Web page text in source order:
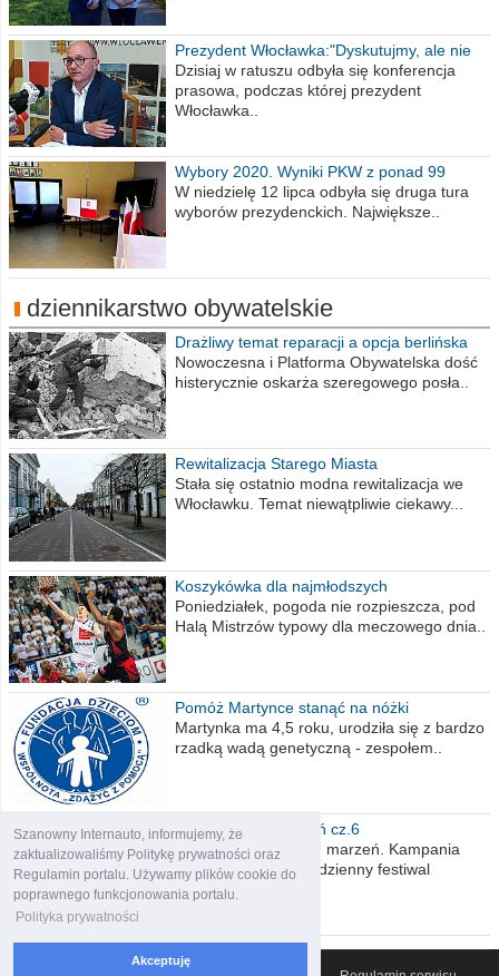
Szanowny Internauto, informujemy, że
zaktualizowaliśmy Politykę prywatności oraz
Regulamin portalu. Używamy plików cookie do
poprawnego funkcjonowania portalu.
Polityka prywatności
Akceptuję
Prezydent Włocławka:"Dyskutujmy, ale nie
obrażajmy się”
Dzisiaj w ratuszu odbyła się konferencja
prasowa, podczas której prezydent
Włocławka..
Wybory 2020. Wyniki PKW z ponad 99
procent obwodów
W niedzielę 12 lipca odbyła się druga tura
wyborów prezydenckich. Największe..
dziennikarstwo obywatelskie
Drażliwy temat reparacji a opcja berlińska
Nowoczesna i Platforma Obywatelska dość
histerycznie oskarża szeregowego posła..
Rewitalizacja Starego Miasta
Stała się ostatnio modna rewitalizacja we
Włocławku. Temat niewątpliwie ciekawy...
Koszykówka dla najmłodszych
Poniedziałek, pogoda nie rozpieszcza, pod
Halą Mistrzów typowy dla meczowego dnia..
Pomóż Martynce stanąć na nóżki
Martynka ma 4,5 roku, urodziła się z bardzo
rzadką wadą genetyczną - zespołem..
Polska moich marzeń cz.6
Nadszedł kres moich marzeń. Kampania
wyborcza czyli niecodzienny festiwal
obietnic,..